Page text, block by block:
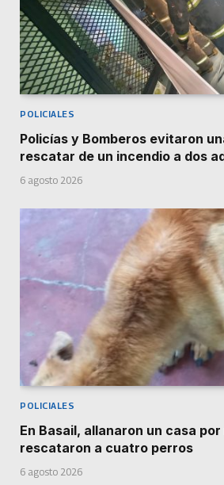
POLICIALES
Policías y Bomberos evitaron
rescatar de un incendio a dos
6 agosto 2026
POLICIALES
En Basail, allanaron un casa
rescataron a cuatro perros
6 agosto 2026